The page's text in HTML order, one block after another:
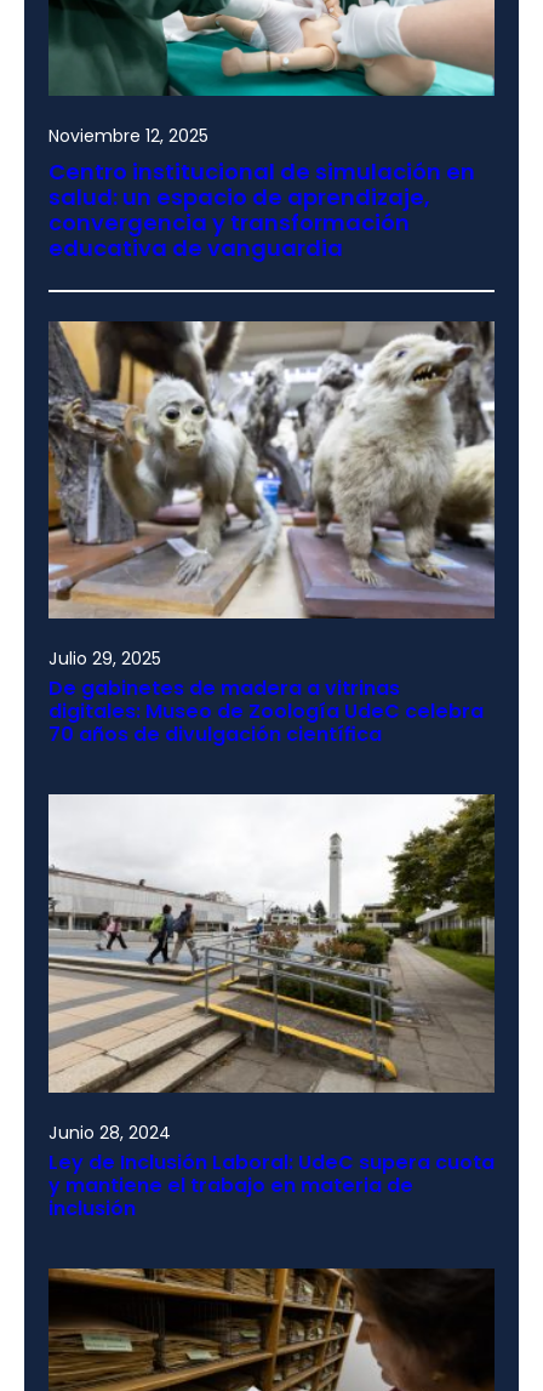
Noviembre 12, 2025
Centro institucional de simulación en
salud: un espacio de aprendizaje,
convergencia y transformación
educativa de vanguardia
Julio 29, 2025
De gabinetes de madera a vitrinas
digitales: Museo de Zoología UdeC celebra
70 años de divulgación científica
Junio 28, 2024
Ley de Inclusión Laboral: UdeC supera cuota
y mantiene el trabajo en materia de
inclusión